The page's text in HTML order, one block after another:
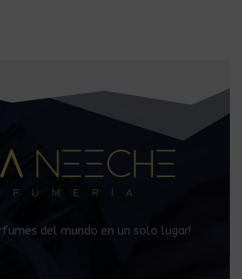
del mundo en un solo lugar!